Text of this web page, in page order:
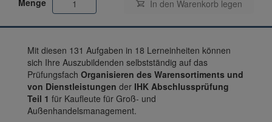
In den Warenkorb legen
Vorschau starten
Mit diesen 131 Aufgaben in 18 Lerneinheiten können
sich Ihre Auszubildenden selbstständig auf das
Prüfungsfach Organisieren des Warensortiments und
von Dienstleistungen der IHK Abschlussprüfung
Teil 1 für Kaufleute für Groß- und
Außenhandelsmanagement.